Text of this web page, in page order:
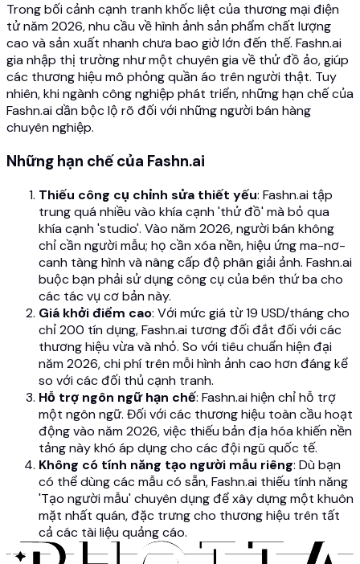
Trong bối cảnh cạnh tranh khốc liệt của thương mại điện
tử năm 2026, nhu cầu về hình ảnh sản phẩm chất lượng
cao và sản xuất nhanh chưa bao giờ lớn đến thế. Fashn.ai
gia nhập thị trường như một chuyên gia về thử đồ ảo, giúp
các thương hiệu mô phỏng quần áo trên người thật. Tuy
nhiên, khi ngành công nghiệp phát triển, những hạn chế của
Fashn.ai dần bộc lộ rõ đối với những người bán hàng
chuyên nghiệp.
Những hạn chế của Fashn.ai
Thiếu công cụ chỉnh sửa thiết yếu: Fashn.ai tập
trung quá nhiều vào khía cạnh 'thử đồ' mà bỏ qua
khía cạnh 'studio'. Vào năm 2026, người bán không
chỉ cần người mẫu; họ cần xóa nền, hiệu ứng ma-nơ-
canh tàng hình và nâng cấp độ phân giải ảnh. Fashn.ai
buộc bạn phải sử dụng công cụ của bên thứ ba cho
các tác vụ cơ bản này.
Giá khởi điểm cao: Với mức giá từ 19 USD/tháng cho
chỉ 200 tín dụng, Fashn.ai tương đối đắt đối với các
thương hiệu vừa và nhỏ. So với tiêu chuẩn hiện đại
năm 2026, chi phí trên mỗi hình ảnh cao hơn đáng kể
so với các đối thủ cạnh tranh.
Hỗ trợ ngôn ngữ hạn chế: Fashn.ai hiện chỉ hỗ trợ
một ngôn ngữ. Đối với các thương hiệu toàn cầu hoạt
động vào năm 2026, việc thiếu bản địa hóa khiến nền
tảng này khó áp dụng cho các đội ngũ quốc tế.
Không có tính năng tạo người mẫu riêng: Dù bạn
có thể dùng các mẫu có sẵn, Fashn.ai thiếu tính năng
'Tạo người mẫu' chuyên dụng để xây dựng một khuôn
mặt nhất quán, đặc trưng cho thương hiệu trên tất
cả các tài liệu quảng cáo.